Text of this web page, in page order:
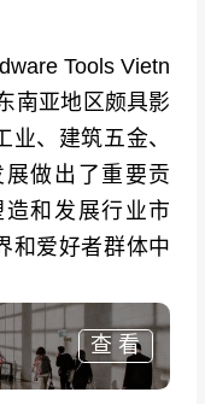
Tools Vietn
南亚地区颇具影
、建筑五金、
做出了重要贡
和发展行业市
和爱好者群体中
Tools Vietn
品牌，如Swisst
查 看